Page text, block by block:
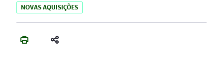
NOVAS AQUISIÇÕES